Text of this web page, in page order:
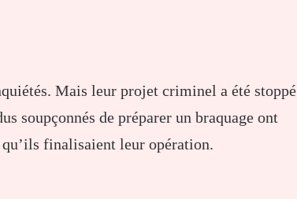
Mais leur projet criminel a été stoppé
soupçonnés de préparer un braquage ont
finalisaient leur opération.